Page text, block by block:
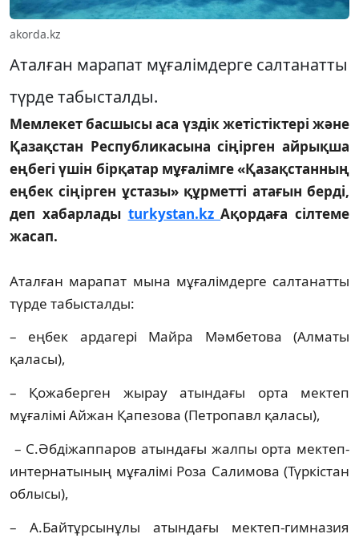
akorda.kz
Аталған марапат мұғалімдерге салтанатты
түрде табысталды.
Мемлекет басшысы аса үздік жетістіктері және
Қазақстан Республикасына сіңірген айрықша
еңбегі үшін бірқатар мұғалімге «Қазақстанның
еңбек сіңірген ұстазы» құрметті атағын берді,
деп хабарлады turkystan.kzАқордаға сілтеме
жасап.
Аталған марапат мына мұғалімдерге салтанатты
түрде табысталды:
– еңбек ардагері Майра Мәмбетова (Алматы
қаласы),
– Қожаберген жырау атындағы орта мектеп
мұғалімі Айжан Қапезова (Петропавл қаласы),
– С.Әбдіжаппаров атындағы жалпы орта мектеп-
интернатының мұғалімі Роза Салимова (Түркістан
облысы),
– А.Байтұрсынұлы атындағы мектеп-гимназия